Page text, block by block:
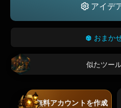
アイデ
おまか
似たツー
無料アカウントを作成